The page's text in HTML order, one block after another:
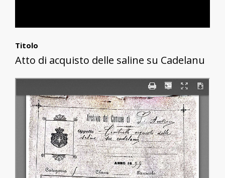
Titolo
Atto di acquisto delle saline su Cadelanu